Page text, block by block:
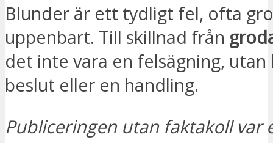
Blunder är ett tydligt fel, ofta
uppenbart. Till skillnad från
det inte vara en felsägning, utan
beslut eller en handling.
Publiceringen utan faktakoll var